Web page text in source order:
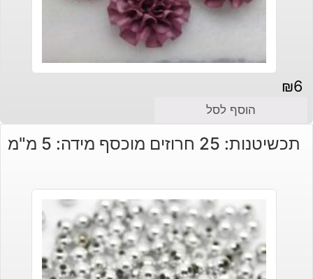
₪6
הוסף לסל
תכשיטנות: 25 חרוזים מוכסף מידה: 5 מ"מ